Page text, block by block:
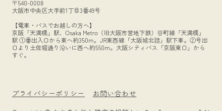
〒540-0008
大阪市中央区大手前1丁目3番49号
【電車・バスでお越しの方へ】
京阪「天満橋」駅、Osaka Metro（旧大阪市営地下鉄）谷町線「天満橋」
駅 ①番出入口から東へ約350m。JR東西線「大阪城北詰」駅下車。②号出
口より土佐堀通り沿いに西へ約550m。大阪シティバス「京阪東口」から
すぐ。
プライバシーポリシー
お問い合わせ